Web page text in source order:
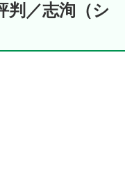
判／志洵（シ